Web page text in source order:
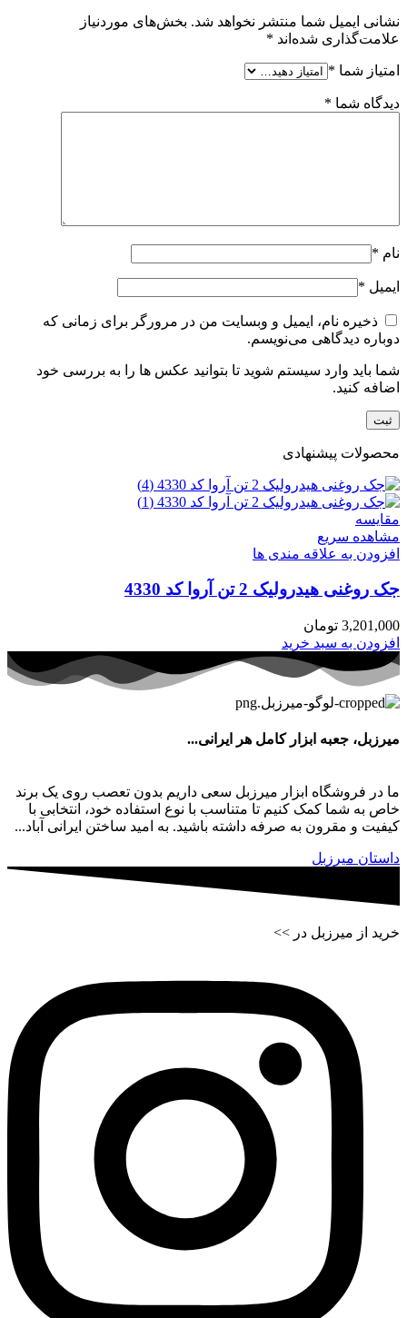
نشانی ایمیل شما منتشر نخواهد شد. بخش‌های موردنیاز
علامت‌گذاری شده‌اند *
امتیاز شما *
دیدگاه شما *
نام *
ایمیل *
ذخیره نام، ایمیل و وبسایت من در مرورگر برای زمانی که
دوباره دیدگاهی می‌نویسم.
شما باید وارد سیستم شوید تا بتوانید عکس ها را به بررسی خود
اضافه کنید.
محصولات پیشنهادی
مقایسه
مشاهده سریع
افزودن به علاقه مندی ها
جک روغنی هیدرولیک 2 تن آروا کد 4330
3,201,000 تومان
افزودن به سبد خرید
میرزبل، جعبه ابزار کامل هر ایرانی...
ما در فروشگاه ابزار میرزبل سعی داریم بدون تعصب روی یک برند
خاص به شما کمک کنیم تا متناسب با نوع استفاده خود، انتخابی با
کیفیت و مقرون به صرفه داشته باشید. به امید ساختن ایرانی آباد...
داستان میرزبل
خرید از میرزبل در >>